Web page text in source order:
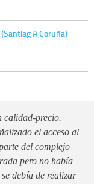
A Coruña)
calidad-precio.
el acceso al
del complejo
pero no había
debía de realizar